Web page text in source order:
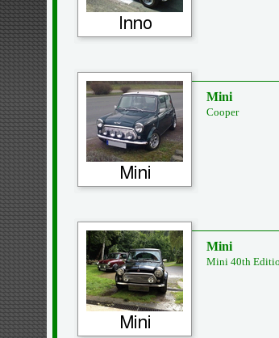
Mini
Cooper
Mini
Mini 40th